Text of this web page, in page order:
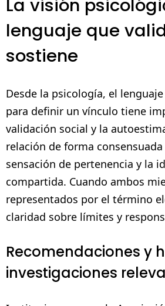
La visión
lenguaje que
sostiene
Desde la psicología, el
para definir un vínculo tiene
validación social y la
relación de forma
sensación de pertenencia y la
compartida. Cuando ambos
representados por el término
claridad sobre límites y
Recomendaciones y
investigaciones